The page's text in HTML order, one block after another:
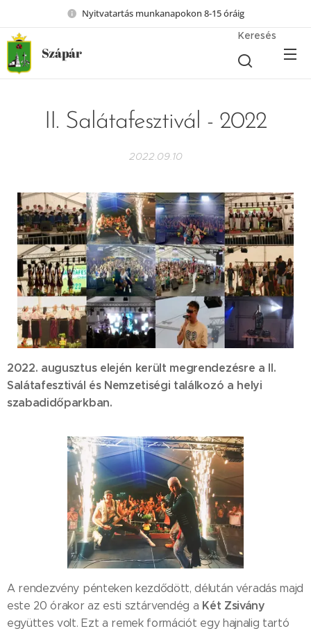
Nyitvatartás munkanapokon 8-15 óráig
Szápár
Keresés
II. Salátafesztivál - 2022
2022.09.10
2022. augusztus elején került megrendezésre a II.
Salátafesztivál és Nemzetiségi találkozó a helyi
szabadidőparkban.
A rendezvény pénteken kezdődött, délután véradás majd
este 20 órakor az esti sztárvendég a Két Zsivány
együttes volt. Ezt a remek formációt egy hajnalig tartó